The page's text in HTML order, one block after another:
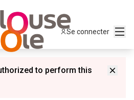
Se connecter
to perform this